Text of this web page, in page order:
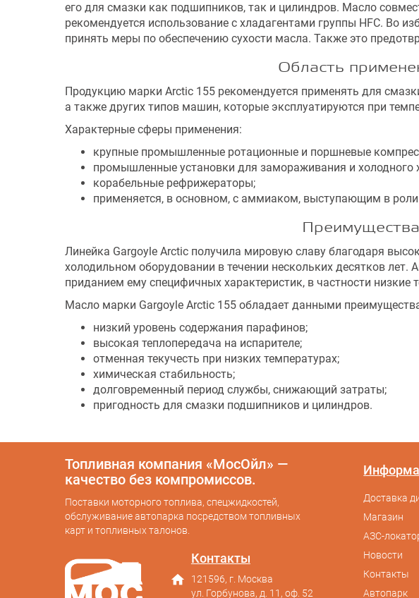
его для смазки как подшипников, так и цилиндров. Масло
рекомендуется использование с хладагентами группы HFC. Во
принять меры по обеспечению сухости масла. Также это
Область
Продукцию марки Arctic 155 рекомендуется применять для
а также других типов машин, которые эксплуатируются при
Характерные сферы применения:
крупные промышленные ротационные и поршневые
промышленные установки для замораживания и холодного
корабельные рефрижераторы;
применяется, в основном, с аммиаком, выступающим в
Линейка Gargoyle Arctic получила мировую славу благодаря
холодильном оборудовании в течении нескольких десятков
приданием ему специфичных характеристик, в частности
Масло марки Gargoyle Arctic 155 обладает данными
низкий уровень содержания парафинов;
высокая теплопередача на испарителе;
отменная текучесть при низких температурах;
химическая стабильность;
долговременный период службы, снижающий затраты;
пригодность для смазки подшипников и цилиндров.
Доставка
Магазин
АЗС-
Новости
Контакты
Автопарк
Топливная компания «МосОйл» —
качество без компромиссов.
Поставки моторного топлива, спецжидкостей,
обслуживание автопарка посредством топливных
карт и топливных талонов.
Контакты
home
121596, г. Москва
ул. Горбунова, д. 11, оф. 52